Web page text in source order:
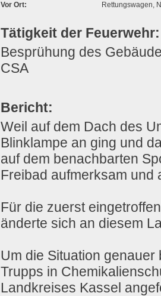
Vor Ort:
Rettungswagen,
Tätigkeit der Feuerwehr:
Besprühung des
CSA
Bericht:
Weil auf dem Dach des
Blinklampe an ging und
auf dem benachbarten
Freibad aufmerksam und
Für die zuerst
änderte sich an diesem
Um die Situation
Trupps in
Landkreises Kassel